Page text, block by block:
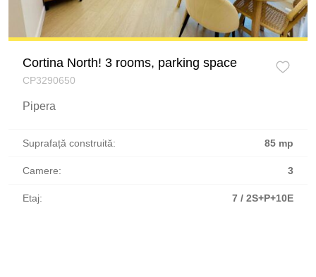
Cortina North! 3 rooms, parking space
CP3290650
Pipera
Suprafață construită: 85 mp
Camere: 3
Etaj: 7 / 2S+P+10E